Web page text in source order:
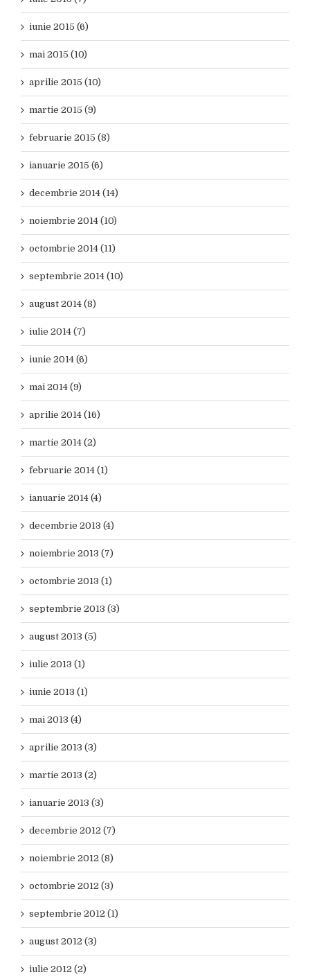
iunie 2015 (6)
mai 2015 (10)
aprilie 2015 (10)
martie 2015 (9)
februarie 2015 (8)
ianuarie 2015 (6)
decembrie 2014 (14)
noiembrie 2014 (10)
octombrie 2014 (11)
septembrie 2014 (10)
august 2014 (8)
iulie 2014 (7)
iunie 2014 (6)
mai 2014 (9)
aprilie 2014 (16)
martie 2014 (2)
februarie 2014 (1)
ianuarie 2014 (4)
decembrie 2013 (4)
noiembrie 2013 (7)
octombrie 2013 (1)
septembrie 2013 (3)
august 2013 (5)
iulie 2013 (1)
iunie 2013 (1)
mai 2013 (4)
aprilie 2013 (3)
martie 2013 (2)
ianuarie 2013 (3)
decembrie 2012 (7)
noiembrie 2012 (8)
octombrie 2012 (3)
septembrie 2012 (1)
august 2012 (3)
iulie 2012 (2)